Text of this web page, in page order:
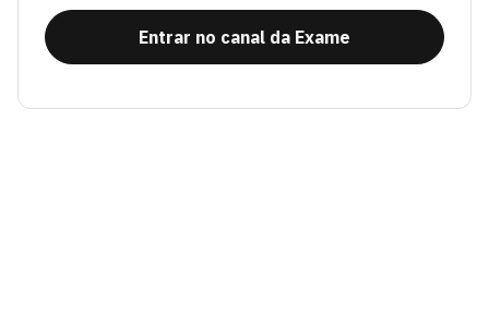
Entrar no canal da Exame